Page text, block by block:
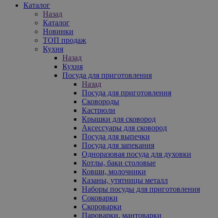
Каталог
Назад
Каталог
Новинки
ТОП продаж
Кухня
Назад
Кухня
Посуда для приготовления
Назад
Посуда для приготовления
Сковороды
Кастрюли
Крышки для сковород
Аксессуары для сковород
Посуда для выпечки
Посуда для запекания
Одноразовая посуда для духовки
Котлы, баки столовые
Ковши, молочники
Казаны, утятницы металл
Наборы посуды для приготовления
Соковарки
Скороварки
Пароварки, мантоварки